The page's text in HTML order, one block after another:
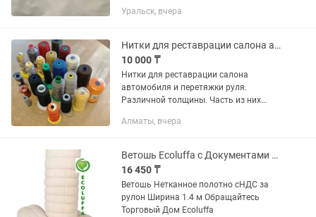
разъемные и неразъемные разных
размеров и цветов- 62 шт, окантовка,
Пишите .
Уральск, вчера
Нитки для реставрации салона автомобиля
10 000 ₸
Нитки для реставрации салона
автомобиля и перетяжки руля.
Различной толщины. Часть из них
использованные. Продаются в
Алматы, вчера
Ветошь Ecoluffa с Документами с НДС
16 450 ₸
Ветошь Нетканное полотно сНДС за
рулон Ширина 1.4 м Обращайтесь
Торговый Дом Ecoluffa